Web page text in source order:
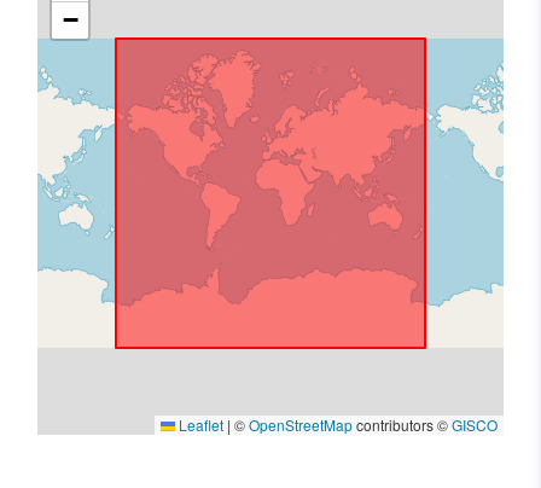
−
Leaflet | ©OpenStreetMapcontributors ©GISCO